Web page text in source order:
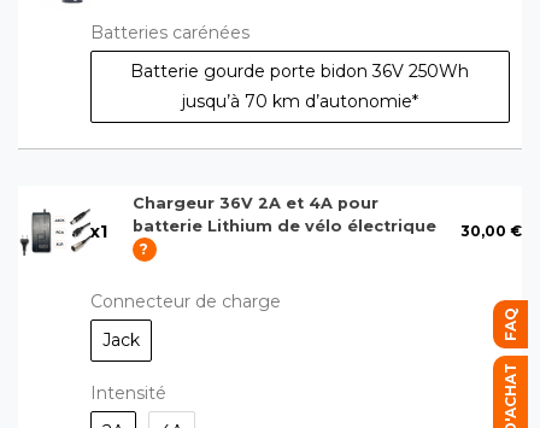
Batteries carénées
Batterie gourde porte bidon 36V 250Wh
jusqu’à 70 km d’autonomie*
x1
Chargeur 36V 2A et 4A pour
batterie Lithium de vélo électrique
?
30,00 €
Connecteur de charge
Jack
Intensité
FAQ